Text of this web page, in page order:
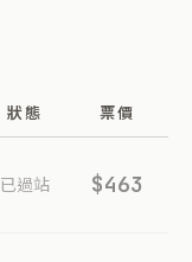
狀態 票價
已過站 $463